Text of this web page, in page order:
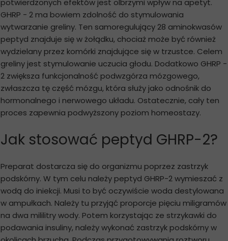
potwierdzonych efektów jest olbrzymi wpływ na apetyt.
GHRP - 2 ma bowiem zdolność do stymulowania
wytwarzanie greliny. Ten samoregulujący 28 aminokwasów
peptyd znajduje się w żołądku, chociaż może być również
wydzielany przez komórki znajdujące się w trzustce. Celem
greliny jest stymulowanie uczucia głodu. Dodatkowo GHRP -
2 zwiększa funkcjonalność podwzgórza mózgowego,
zwłaszcza tę część mózgu, która służy jako odnośnik do
hormonalnego i nerwowego układu. Ostatecznie, cały ten
proces zapewnia podwyższony poziom homeostazy.
Jak stosować peptyd GHRP-2?
Preparat dostarcza się do organizmu poprzez zastrzyk
podskórny. W tym celu należy peptyd GHRP-2 wymieszać z
wodą do iniekcji. Musi to być oczywiście woda destylowana
w ampułkach. Należy tu przyjąć proporcje pięciu miligramów
na dwa mililitry wody. Potem korzystając ze strzykawki do
podawania insuliny, należy wykonać zastrzyk podskórny w